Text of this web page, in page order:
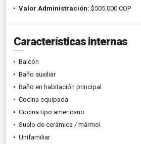
Valor Administración: $505.000 COP
Características internas
Balcón
Baño auxiliar
Baño en habitación principal
Cocina equipada
Cocina tipo americano
Suelo de cerámica / mármol
Unifamiliar